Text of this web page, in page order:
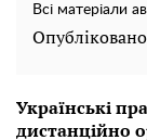
Всі матеріали
Українські
дистанційно